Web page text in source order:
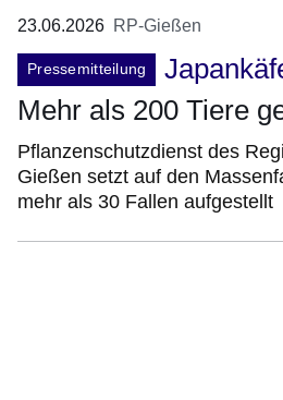
23.06.2026 RP-Gießen
Pressemitteilung
Mehr als 200 Tiere
Pflanzenschutzdienst des
Gießen setzt auf den
mehr als 30 Fallen aufgestellt